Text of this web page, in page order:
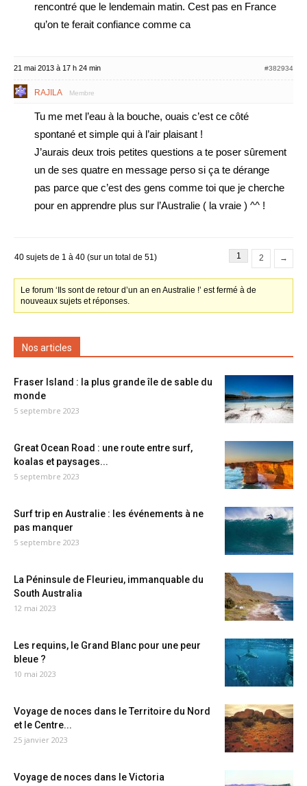
rencontré que le lendemain matin. Cest pas en France
qu’on te ferait confiance comme ca
21 mai 2013 à 17 h 24 min #382934
RAJILA Membre
Tu me met l’eau à la bouche, ouais c’est ce côté
spontané et simple qui à l’air plaisant !
J’aurais deux trois petites questions a te poser sûrement
un de ses quatre en message perso si ça te dérange
pas parce que c’est des gens comme toi que je cherche
pour en apprendre plus sur l’Australie ( la vraie ) ^^ !
40 sujets de 1 à 40 (sur un total de 51) 1 2 →
Le forum ‘Ils sont de retour d’un an en Australie !’ est fermé à de
nouveaux sujets et réponses.
Nos articles
Fraser Island : la plus grande île de sable du
monde
5 septembre 2023
Great Ocean Road : une route entre surf,
koalas et paysages...
5 septembre 2023
Surf trip en Australie : les événements à ne
pas manquer
5 septembre 2023
La Péninsule de Fleurieu, immanquable du
South Australia
12 mai 2023
Les requins, le Grand Blanc pour une peur
bleue ?
10 mai 2023
Voyage de noces dans le Territoire du Nord
et le Centre...
25 janvier 2023
Voyage de noces dans le Victoria